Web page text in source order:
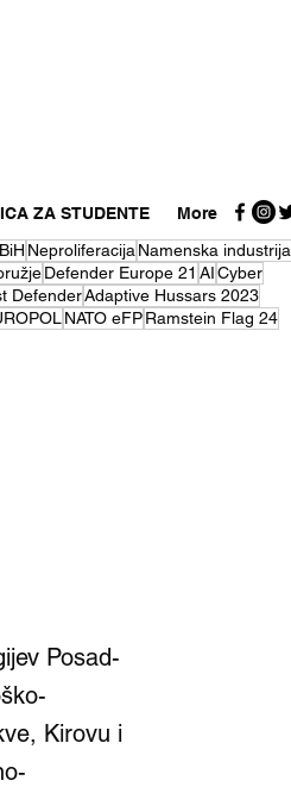
ZA STUDENTE
More
BiH Neproliferacija Namenska industrija
Defender Europe 21 AICyber
DefenderAdaptive Hussars 2023
NATO eFPRamstein Flag 24
Posad-
Kirovu i